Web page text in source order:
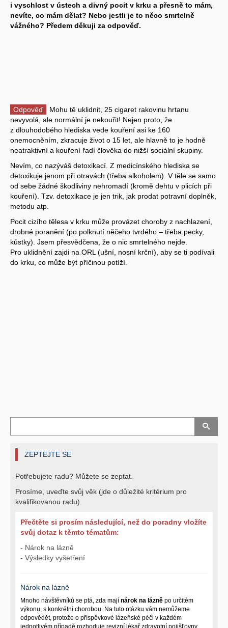
i vyschlost v ústech a divný pocit v krku a přesně to mám,
nevíte, co mám dělat? Nebo jestli je to něco smrtelně
vážného? Předem děkuji za odpověď.
Odpověď
Mohu tě uklidnit, 25 cigaret rakovinu hrtanu
nevyvolá, ale normální je nekouřit! Nejen proto, že
z dlouhodobého hlediska vede kouření asi ke 160
onemocněním, zkracuje život o 15 let, ale hlavně to je hodně
neatraktivní a kouření řadí člověka do nižší sociální skupiny.
Nevím, co nazýváš detoxikací. Z medicínského hlediska se
detoxikuje jenom při otravách (třeba alkoholem). V těle se samo
od sebe žádné škodliviny nehromadí (kromě dehtu v plicích při
kouření). Tzv. detoxikace je jen trik, jak prodat potravní doplněk,
metodu atp.
Pocit cizího tělesa v krku může provázet choroby z nachlazení,
drobné poranění (po polknutí něčeho tvrdého – třeba pecky,
kůstky). Jsem přesvědčena, že o nic smrtelného nejde.
Pro uklidnění zajdi na ORL (ušní, nosní krční), aby se ti podívali
do krku, co může být příčinou potíží.
ZEPTEJTE SE
Potřebujete radu? Můžete se zeptat.
Prosíme, uveďte svůj věk (jde o důležité kritérium pro
kvalifikovanou radu).
Přečtěte si prosím následující, než do poradny vložíte
svůj dotaz k těmto tématům:
- Nárok na lázně
- Výsledky vyšetření
Nárok na lázně
Mnoho návštěvníků se ptá, zda mají nárok na lázně po určitém
výkonu, s konkrétní chorobou. Na tuto otázku vám nemůžeme
odpovědět, protože o příspěvkové lázeňské péči v každém
jednotlivém případě rozhoduje revizní lékař zdravotní pojišťovny,